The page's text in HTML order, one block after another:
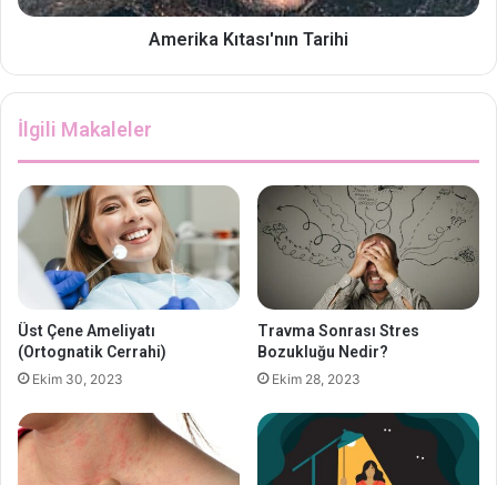
Amerika Kıtası'nın Tarihi
İlgili Makaleler
Üst Çene Ameliyatı
(Ortognatik Cerrahi)
Ekim 30, 2023
Travma Sonrası Stres
Bozukluğu Nedir?
Ekim 28, 2023